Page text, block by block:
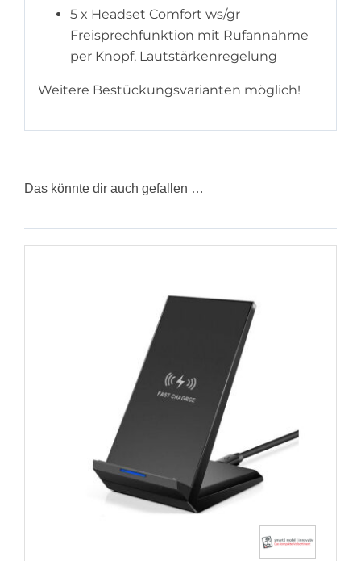
5 x Headset Comfort ws/gr
Freisprechfunktion mit Rufannahme
per Knopf, Lautstärkenregelung
Weitere Bestückungsvarianten möglich!
Das könnte dir auch gefallen …